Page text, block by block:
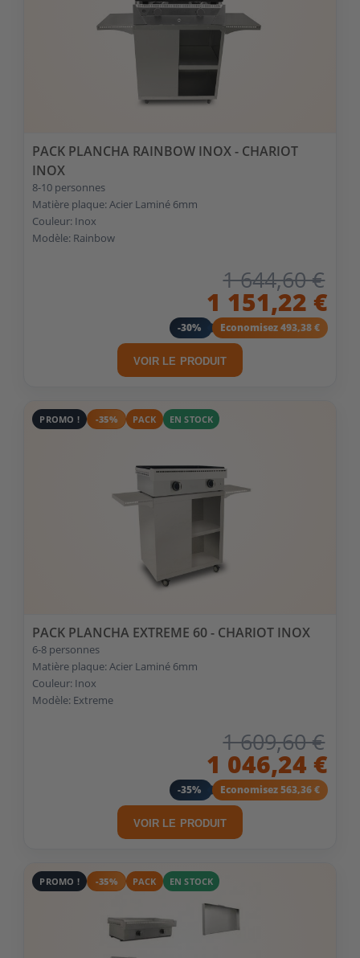
PACK PLANCHA RAINBOW INOX - CHARIOT
INOX
8-10 personnes
Matière plaque: Acier Laminé 6mm
Couleur: Inox
Modèle: Rainbow
1 644,60 €
1 151,22 €
-30% Economisez 493,38 €
VOIR LE PRODUIT
PROMO ! -35% PACK EN STOCK
PACK PLANCHA EXTREME 60 - CHARIOT INOX
6-8 personnes
Matière plaque: Acier Laminé 6mm
Couleur: Inox
Modèle: Extreme
1 609,60 €
1 046,24 €
-35% Economisez 563,36 €
VOIR LE PRODUIT
PROMO ! -35% PACK EN STOCK